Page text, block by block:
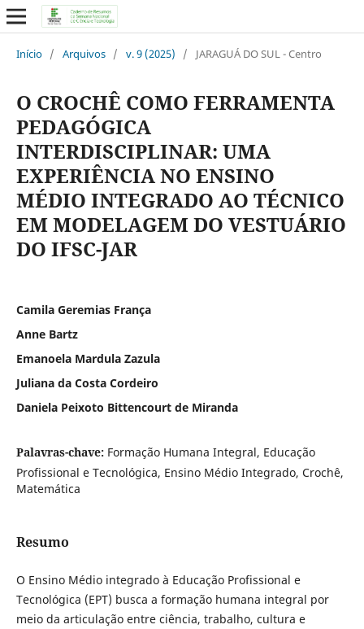
Início / Arquivos / v. 9 (2025) / JARAGUÁ DO SUL - Centro
O CROCHÊ COMO FERRAMENTA
PEDAGÓGICA
INTERDISCIPLINAR: UMA
EXPERIÊNCIA NO ENSINO
MÉDIO INTEGRADO AO TÉCNICO
EM MODELAGEM DO VESTUÁRIO
DO IFSC-JAR
Camila Geremias França
Anne Bartz
Emanoela Mardula Zazula
Juliana da Costa Cordeiro
Daniela Peixoto Bittencourt de Miranda
Palavras-chave: Formação Humana Integral, Educação
Profissional e Tecnológica, Ensino Médio Integrado, Crochê,
Matemática
Resumo
O Ensino Médio integrado à Educação Profissional e
Tecnológica (EPT) busca a formação humana integral por
meio da articulação entre ciência, trabalho, cultura e